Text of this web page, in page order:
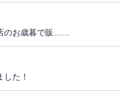
のお歳暮で販……
た！